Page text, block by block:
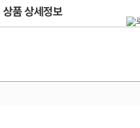
상품 상세정보